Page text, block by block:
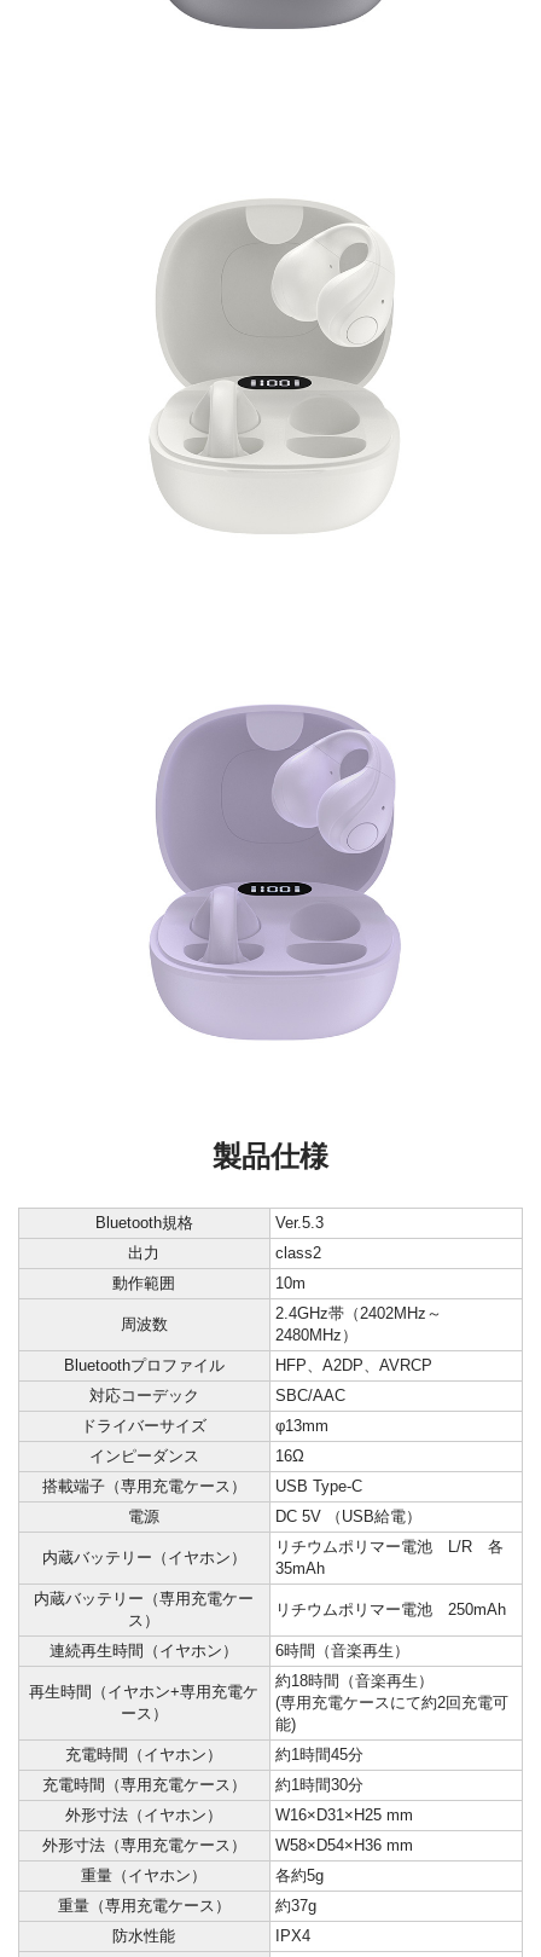
製品仕様
Bluetooth規格
Ver.5.3
出力
class2
動作範囲
10m
周波数
2.4GHz帯（2402MHz～
2480MHz）
Bluetoothプロファイル
HFP、A2DP、AVRCP
対応コーデック
SBC/AAC
ドライバーサイズ
φ13mm
インピーダンス
16Ω
搭載端子（専用充電ケース）
USB Type-C
電源
DC 5V （USB給電）
内蔵バッテリー（イヤホン）
リチウムポリマー電池 L/R 各
35mAh
内蔵バッテリー（専用充電ケー
ス）
リチウムポリマー電池 250mAh
連続再生時間（イヤホン） 6時間（音楽再生）
再生時間（イヤホン+専用充電ケ
ース）
約18時間（音楽再生）
(専用充電ケースにて約2回充電可
能)
充電時間（イヤホン）
約1時間45分
充電時間（専用充電ケース）
約1時間30分
外形寸法（イヤホン）
W16×D31×H25 mm
外形寸法（専用充電ケース）
W58×D54×H36 mm
重量（イヤホン）
各約5g
重量（専用充電ケース）
約37g
防水性能
IPX4